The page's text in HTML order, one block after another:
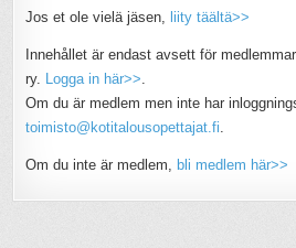
Jos et ole vielä jäsen, liity täältä>>
Innehållet är endast avsett för
ry. Logga in här>>.
Om du är medlem men inte har
toimisto@kotitalousopettajat.fi.
Om du inte är medlem, bli medlem här>>